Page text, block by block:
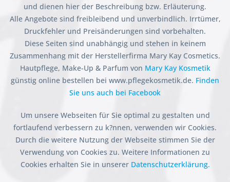
und dienen hier der Beschreibung bzw. Erläuterung.
Alle Angebote sind freibleibend und unverbindlich. Irrtümer,
Druckfehler und Preisänderungen sind vorbehalten.
Diese Seiten sind unabhängig und stehen in keinem
Zusammenhang mit der Herstellerfirma Mary Kay Cosmetics.
Hautpflege, Make-Up & Parfum von Mary Kay Kosmetik
günstig online bestellen bei www.pflegekosmetik.de. Finden
Sie uns auch bei Facebook
Um unsere Webseiten für Sie optimal zu gestalten und
fortlaufend verbessern zu k?nnen, verwenden wir Cookies.
Durch die weitere Nutzung der Webseite stimmen Sie der
Verwendung von Cookies zu. Weitere Informationen zu
Cookies erhalten Sie in unserer Datenschutzerklärung.